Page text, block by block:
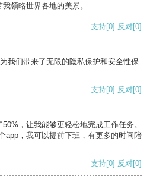
领略世界各地的美景。
支持[0] 反对[0]
我们带来了无限的隐私保护和安全性保
支持[0] 反对[0]
，让我能够更轻松地完成工作任务。
app，我可以提前下班，有更多的时间陪
支持[0] 反对[0]